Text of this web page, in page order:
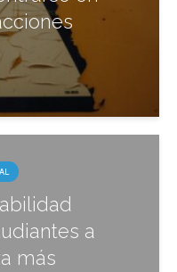
a
más